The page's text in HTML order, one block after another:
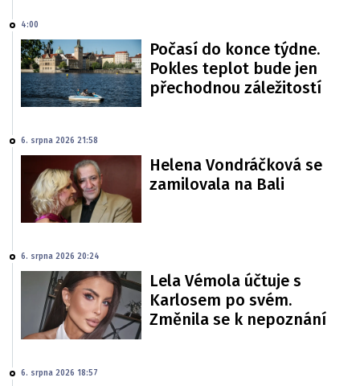
4:00
Počasí do konce týdne.
Pokles teplot bude jen
přechodnou záležitostí
6. srpna 2026 21:58
Helena Vondráčková se
zamilovala na Bali
6. srpna 2026 20:24
Lela Vémola účtuje s
Karlosem po svém.
Změnila se k nepoznání
6. srpna 2026 18:57